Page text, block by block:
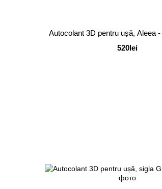
Autocolant 3D pentru ușă, Aleea
520lei